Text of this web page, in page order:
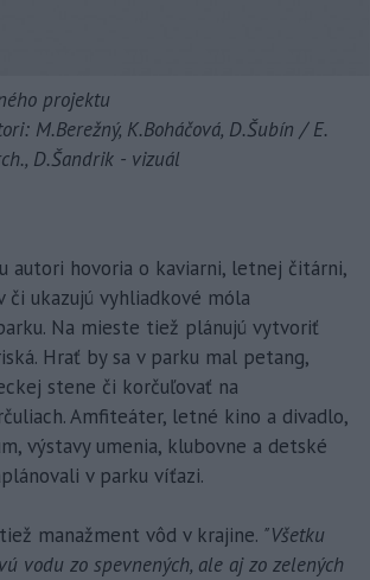
projektu
M.Berežný, K.Boháčová, D.Šubín / E.
D.Šandrik - vizuál
autori hovoria o kaviarni, letnej čitárni,
či ukazujú vyhliadkové móla
Na mieste tiež plánujú vytvoriť
Hrať by sa v parku mal petang,
stene či korčuľovať na
Amfiteáter, letné kino a divadlo,
výstavy umenia, klubovne a detské
v parku víťazi.
manažment vôd v krajine. "Všetku
vodu zo spevnených, ale aj zo zelených